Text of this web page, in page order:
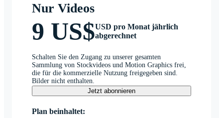
Nur Videos
9 US$USD pro Monat jährlich
abgerechnet
Schalten Sie den Zugang zu unserer gesamten
Sammlung von Stockvideos und Motion Graphics frei,
die für die kommerzielle Nutzung freigegeben sind.
Bilder nicht enthalten.
Jetzt abonnieren
Plan beinhaltet: